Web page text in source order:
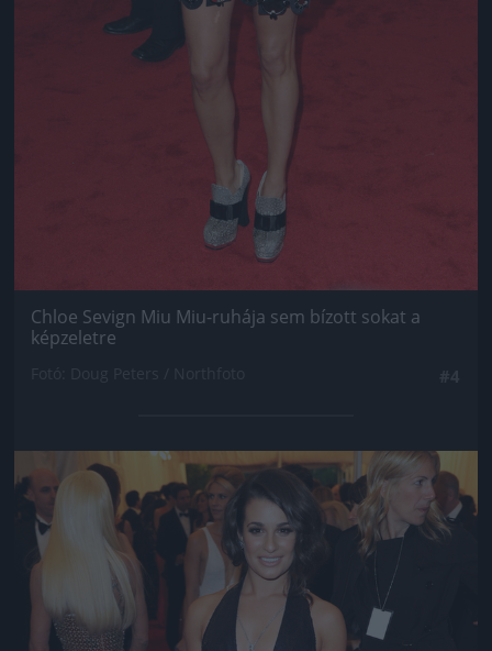
Chloe Sevign Miu Miu-ruhája sem bízott sokat a
képzeletre
Jön még kép!